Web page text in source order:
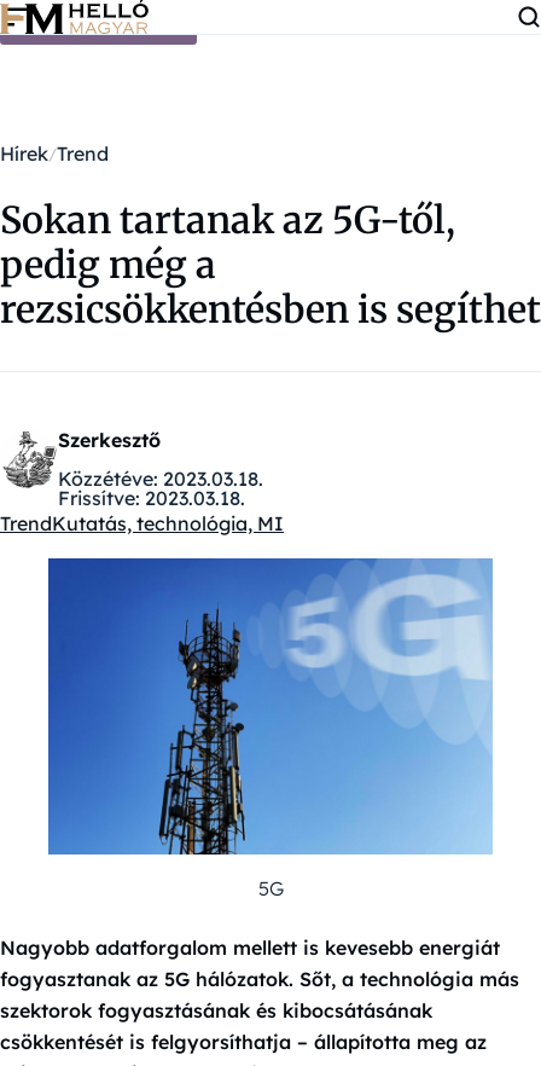
Ugrás a tartalomra
Hírek Trend
Sokan tartanak az 5G-től,
pedig még a
rezsicsökkentésben is segíthet
Szerkesztő
Közzétéve: 2023.03.18.
Frissítve: 2023.03.18.
Kategóriák:
TrendKutatás, technológia, MI
5G
Nagyobb adatforgalom mellett is kevesebb energiát
fogyasztanak az 5G hálózatok. Sőt, a technológia más
szektorok fogyasztásának és kibocsátásának
csökkentését is felgyorsíthatja – állapította meg az